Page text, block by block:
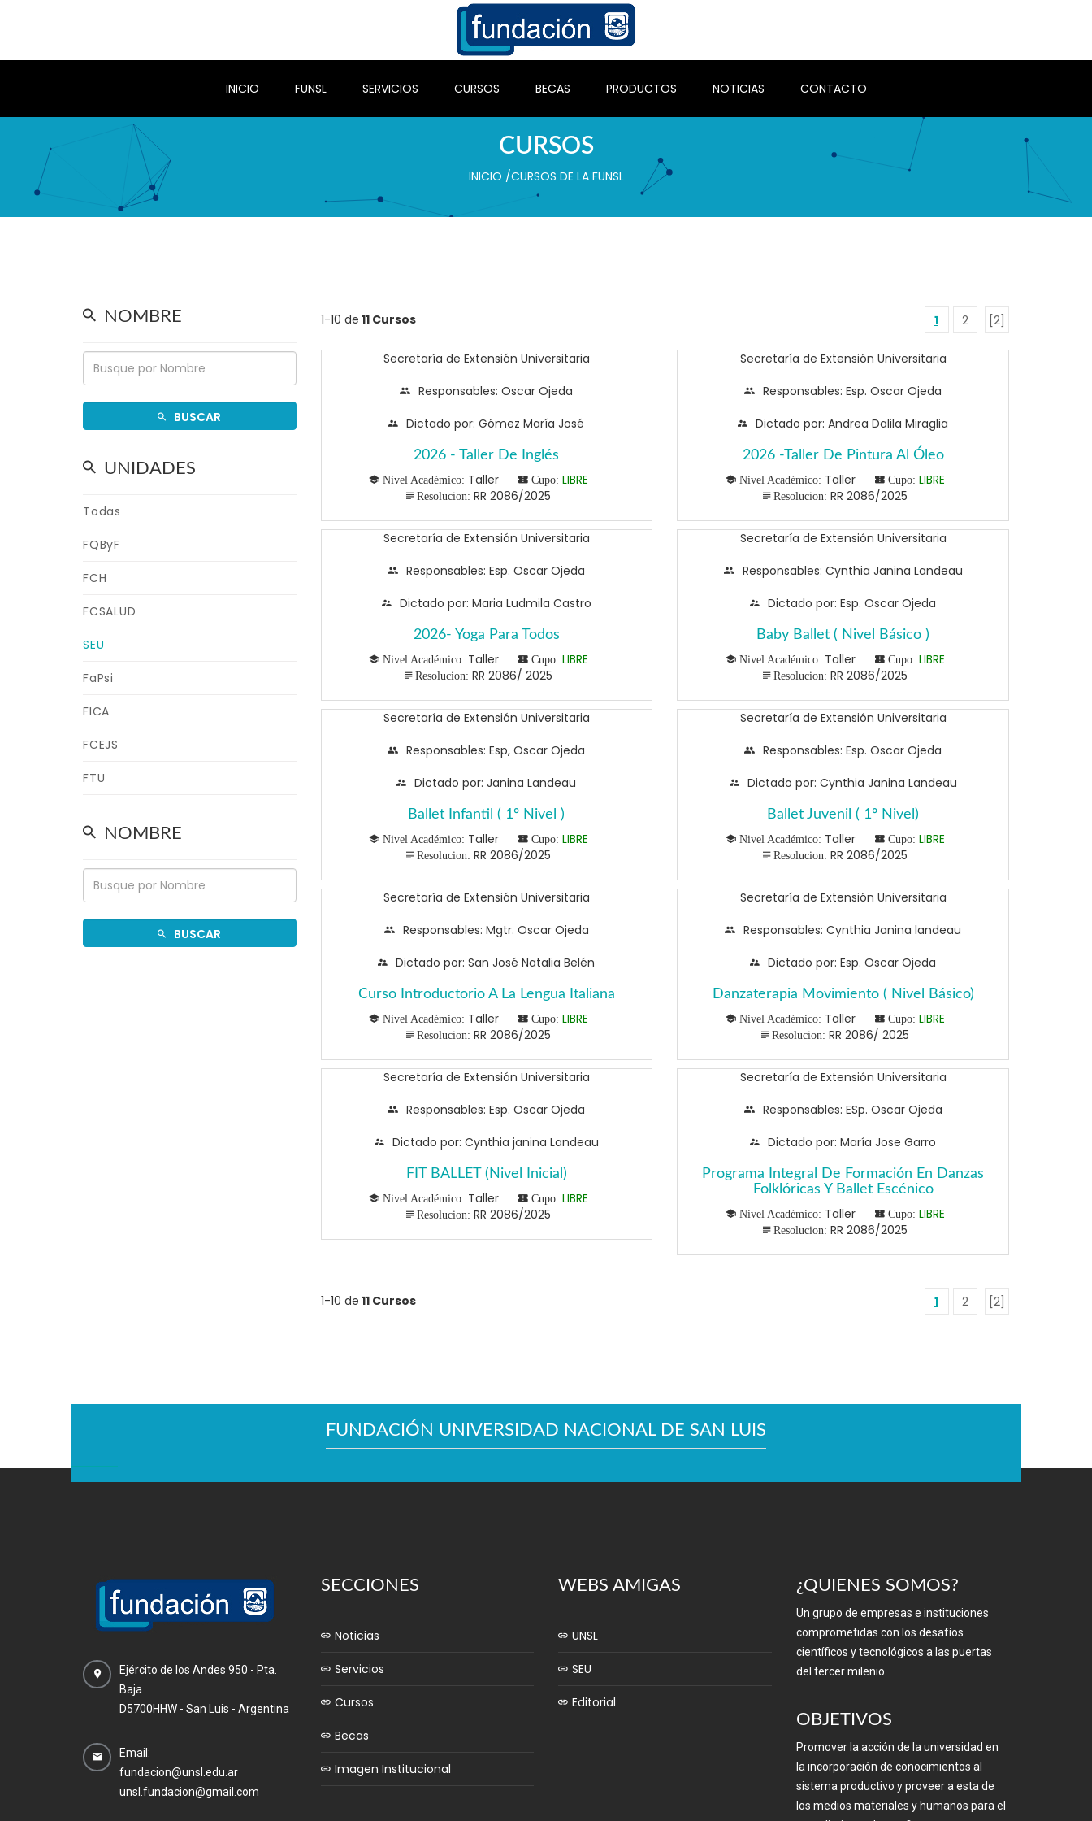
INICIO FUNSL SERVICIOS CURSOS BECAS PRODUCTOS NOTICIAS CONTACTO
CURSOS
INICIO /CURSOS DE LA FUNSL
1-10 de 11 Cursos 1 2 [2]
Secretaría de Extensión Universitaria
Responsables: Oscar Ojeda
Dictado por: Gómez María José
2026 - Taller De Inglés
Nivel Académico: Taller Cupo: LIBRE
Resolucion: RR 2086/2025
Secretaría de Extensión Universitaria
Responsables: Esp. Oscar Ojeda
Dictado por: Andrea Dalila Miraglia
2026 -Taller De Pintura Al Óleo
Nivel Académico: Taller Cupo: LIBRE
Resolucion: RR 2086/2025
Secretaría de Extensión Universitaria
Responsables: Esp. Oscar Ojeda
Dictado por: Maria Ludmila Castro
2026- Yoga Para Todos
Nivel Académico: Taller Cupo: LIBRE
Resolucion: RR 2086/ 2025
Secretaría de Extensión Universitaria
Responsables: Cynthia Janina Landeau
Dictado por: Esp. Oscar Ojeda
Baby Ballet ( Nivel Básico )
Nivel Académico: Taller Cupo: LIBRE
Resolucion: RR 2086/2025
Secretaría de Extensión Universitaria
Responsables: Esp, Oscar Ojeda
Dictado por: Janina Landeau
Ballet Infantil ( 1º Nivel )
Nivel Académico: Taller Cupo: LIBRE
Resolucion: RR 2086/2025
Secretaría de Extensión Universitaria
Responsables: Esp. Oscar Ojeda
Dictado por: Cynthia Janina Landeau
Ballet Juvenil ( 1º Nivel)
Nivel Académico: Taller Cupo: LIBRE
Resolucion: RR 2086/2025
Secretaría de Extensión Universitaria
Responsables: Mgtr. Oscar Ojeda
Dictado por: San José Natalia Belén
Curso Introductorio A La Lengua Italiana
Nivel Académico: Taller Cupo: LIBRE
Resolucion: RR 2086/2025
Secretaría de Extensión Universitaria
Responsables: Cynthia Janina landeau
Dictado por: Esp. Oscar Ojeda
Danzaterapia Movimiento ( Nivel Básico)
Nivel Académico: Taller Cupo: LIBRE
Resolucion: RR 2086/ 2025
Secretaría de Extensión Universitaria
Responsables: Esp. Oscar Ojeda
Dictado por: Cynthia janina Landeau
FIT BALLET (Nivel Inicial)
Nivel Académico: Taller Cupo: LIBRE
Resolucion: RR 2086/2025
Secretaría de Extensión Universitaria
Responsables: ESp. Oscar Ojeda
Dictado por: María Jose Garro
Programa Integral De Formación En Danzas
Folklóricas Y Ballet Escénico
Nivel Académico: Taller Cupo: LIBRE
Resolucion: RR 2086/2025
1-10 de 11 Cursos 1 2 [2]
NOMBRE
BUSCAR
UNIDADES
Todas
FQByF
FCH
FCSALUD
SEU
FaPsi
FICA
FCEJS
FTU
NOMBRE
BUSCAR
FUNDACIÓN UNIVERSIDAD NACIONAL DE SAN LUIS
Ejército de los Andes 950 - Pta.
Baja
D5700HHW - San Luis - Argentina
Email:
fundacion@unsl.edu.ar
unsl.fundacion@gmail.com
SECCIONES
Noticias
Servicios
Cursos
Becas
Imagen Institucional
WEBS AMIGAS
UNSL
SEU
Editorial
¿QUIENES SOMOS?
Un grupo de empresas e instituciones
comprometidas con los desafíos
científicos y tecnológicos a las puertas
del tercer milenio.
OBJETIVOS
Promover la acción de la universidad en
la incorporación de conocimientos al
sistema productivo y proveer a esta de
los medios materiales y humanos para el